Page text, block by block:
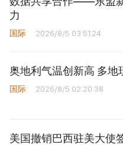
力
国际 2026/8/5 03:51:24
奥地利气温创新高 多地
国际 2026/8/5 02:20:38
美国撤销巴西驻美大使